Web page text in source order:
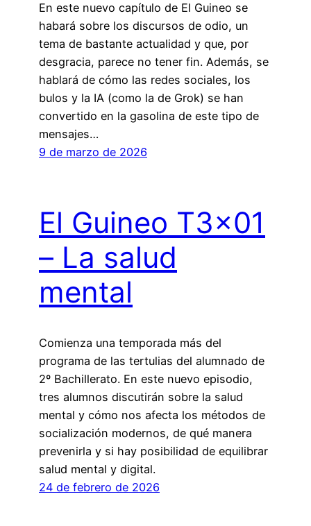
En este nuevo capítulo de El Guineo se
habará sobre los discursos de odio, un
tema de bastante actualidad y que, por
desgracia, parece no tener fin. Además, se
hablará de cómo las redes sociales, los
bulos y la IA (como la de Grok) se han
convertido en la gasolina de este tipo de
mensajes…
9 de marzo de 2026
El Guineo T3x01
– La salud
mental
Comienza una temporada más del
programa de las tertulias del alumnado de
2º Bachillerato. En este nuevo episodio,
tres alumnos discutirán sobre la salud
mental y cómo nos afecta los métodos de
socialización modernos, de qué manera
prevenirla y si hay posibilidad de equilibrar
salud mental y digital.
24 de febrero de 2026